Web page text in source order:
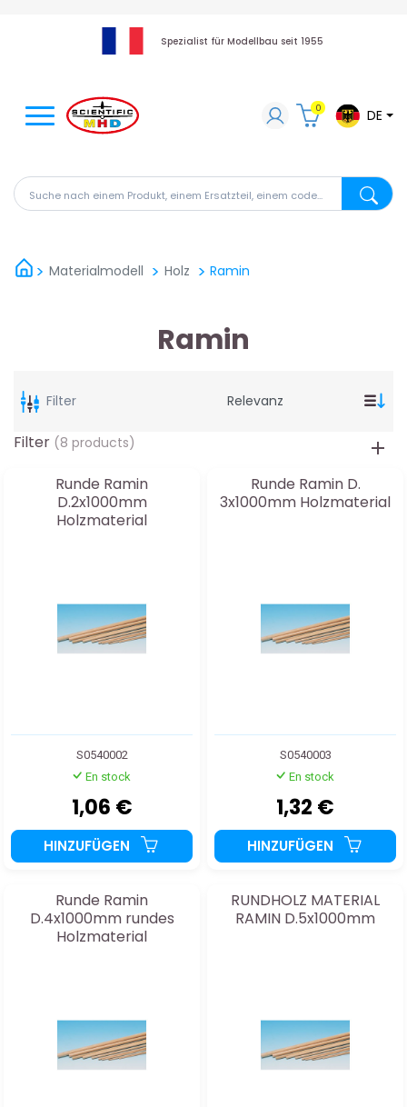
Spezialist für Modellbau seit 1955
Suche nach einem Produkt, einem Ersatzteil, einem
Suche
0 DE
Materialmodell Holz Ramin
Ramin
Filter
Runde Ramin
D.2x1000mm
Holzmaterial
S0540002
En stock
1,06 €
HINZUFÜGEN
Runde Ramin D.
3x1000mm Holzmaterial
S0540003
En stock
1,32 €
HINZUFÜGEN
Runde Ramin
D.4x1000mm rundes
Holzmaterial
RUNDHOLZ MATERIAL
RAMIN D.5x1000mm
Filter (8 products)